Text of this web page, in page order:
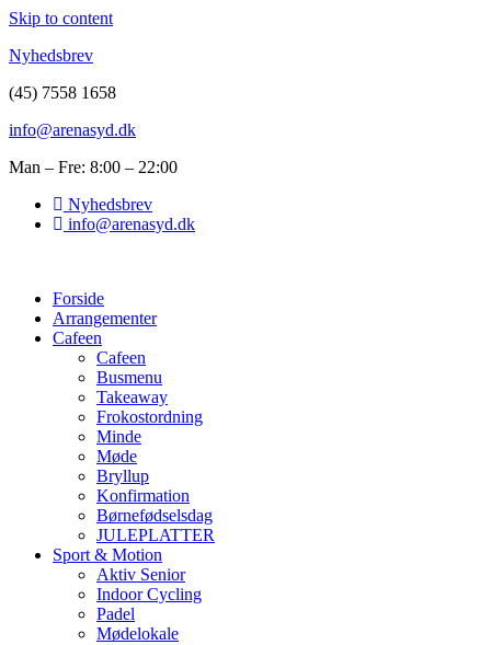
Skip to content
Nyhedsbrev
(45) 7558 1658
info@arenasyd.dk
Man – Fre: 8:00 – 22:00
Nyhedsbrev
info@arenasyd.dk
Forside
Arrangementer
Cafeen
Cafeen
Busmenu
Takeaway
Frokostordning
Minde
Møde
Bryllup
Konfirmation
Børnefødselsdag
JULEPLATTER
Sport & Motion
Aktiv Senior
Indoor Cycling
Padel
Mødelokale